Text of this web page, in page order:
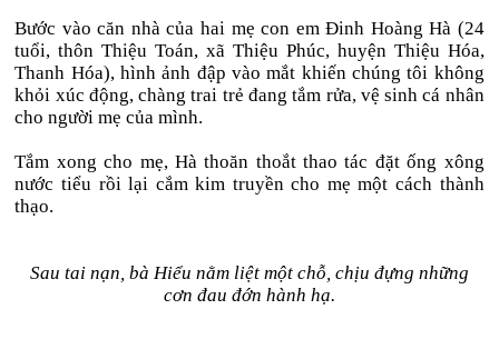
Bước vào căn nhà của hai mẹ con em Đinh Hoàng Hà (24
tuổi, thôn Thiệu Toán, xã Thiệu Phúc, huyện Thiệu Hóa,
Thanh Hóa), hình ảnh đập vào mắt khiến chúng tôi không
khỏi xúc động, chàng trai trẻ đang tắm rửa, vệ sinh cá nhân
cho người mẹ của mình.
Tắm xong cho mẹ, Hà thoăn thoắt thao tác đặt ống xông
nước tiểu rồi lại cắm kim truyền cho mẹ một cách thành
thạo.
Sau tai nạn, bà Hiểu nằm liệt một chỗ, chịu đựng những
cơn đau đớn hành hạ.